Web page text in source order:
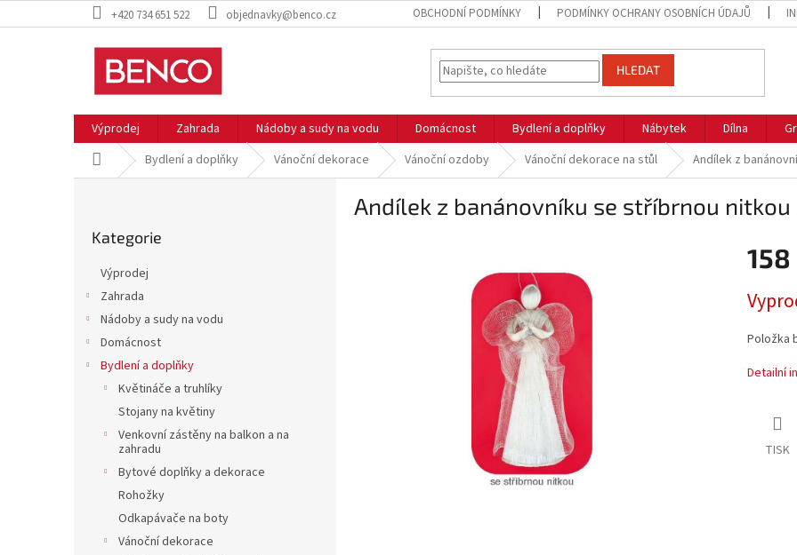
na
+420 734 651 522 objednavky@benco.cz OBCHODNÍ PODMÍNKY PODMÍNKY OCHRANY OSOBNÍCH ÚDAJŮ
HLEDAT
Výprodej Zahrada Nádoby a sudy na vodu Domácnost Bydlení a doplňky Nábytek Dílna
Domů Bydlení a doplňky Vánoční dekorace Vánoční ozdoby Vánoční dekorace na stůl Andílek z
kategorie
Kategorie
Výprodej
Zahrada
Nádoby a sudy na vodu
Domácnost
Bydlení a doplňky
Květináče a truhlíky
Stojany na květiny
Venkovní zástěny na balkon a na
zahradu
Bytové doplňky a dekorace
Rohožky
Odkapávače na boty
Vánoční dekorace
Andílek z banánovníku se stříbrnou nitkou
158
cena:
Položka
Detailní
TISK